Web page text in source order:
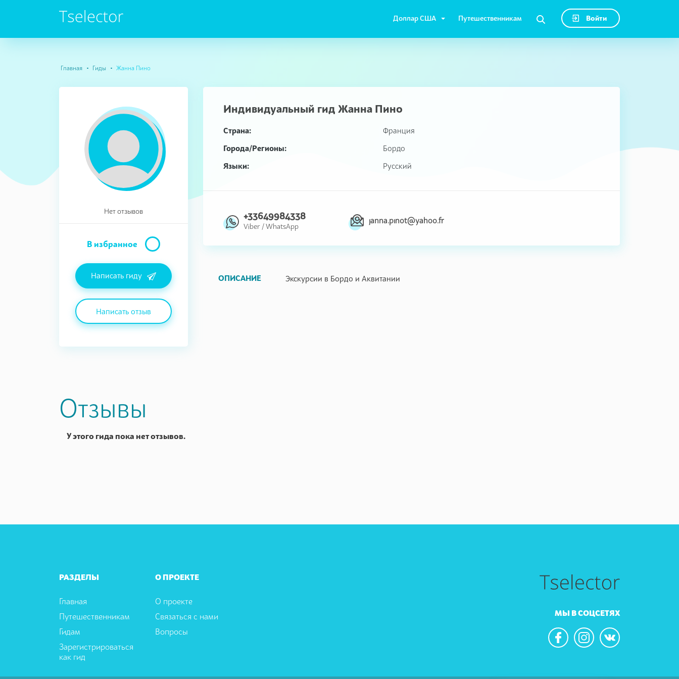
Доллар США Путешественникам Войти
Главная Гиды Жанна Пино
Нет отзывов
В избранное
Написать гиду
Написать отзыв
Индивидуальный гид Жанна Пино
Страна:
Франция
Города/Регионы:
Бордо
Языки:
Русский
+33649984338
Viber /WhatsApp
janna.pinot@yahoo.fr
ОПИСАНИЕ Экскурсии в Бордо и Аквитании
Отзывы
У этого гида пока нет отзывов.
РАЗДЕЛЫ
Главная
Путешественникам
Гидам
Зарегистрироваться
как гид
О ПРОЕКТЕ
О проекте
Связаться с нами
Вопросы
МЫ В СОЦСЕТЯХ